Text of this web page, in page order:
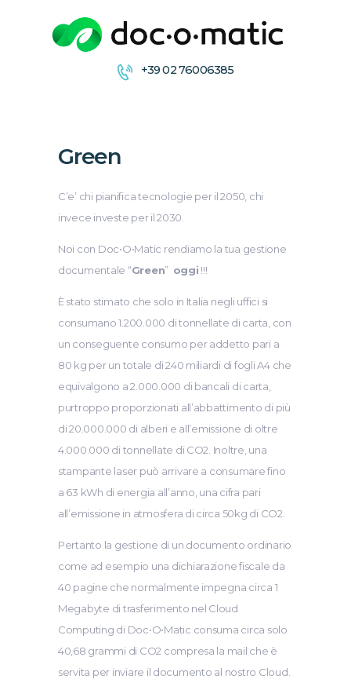
+39 02 76006385
ARCHIVIA &
FIRMA
Green
C’e’ chi pianifica tecnologie per il 2050, chi
invece investe per il 2030.
Noi con Doc•O•Matic rendiamo la tua gestione
documentale “Green” oggi !!!
È stato stimato che solo in Italia negli uffici si
consumano 1.200.000 di tonnellate di carta, con
un conseguente consumo per addetto pari a
80 kg per un totale di 240 miliardi di fogli A4 che
equivalgono a 2.000.000 di bancali di carta,
purtroppo proporzionati all’abbattimento di più
di 20.000.000 di alberi e all’emissione di oltre
4.000.000 di tonnellate di CO2. Inoltre, una
stampante laser può arrivare a consumare fino
a 63 kWh di energia all’anno, una cifra pari
all’emissione in atmosfera di circa 50kg di CO2.
Pertanto la gestione di un documento ordinario
come ad esempio una dichiarazione fiscale da
40 pagine che normalmente impegna circa 1
Megabyte di trasferimento nel Cloud
Computing di Doc•O•Matic consuma circa solo
40,68 grammi di CO2 compresa la mail che è
servita per inviare il documento al nostro Cloud.